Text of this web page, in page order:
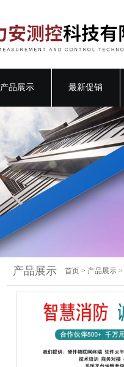
产品展示 最新促销
产品展示 首页 > 产品展示 >